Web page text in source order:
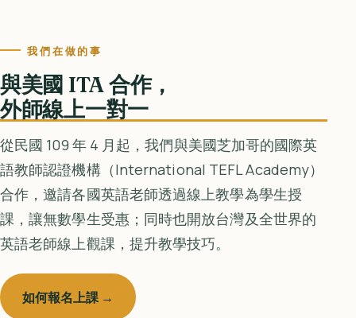
我們在做的事
與美國 ITA 合作，
外師線上一對一
從民國 109 年 4 月起，我們與美國芝加哥的國際英
語教師認證機構（International TEFL Academy）
合作，邀請各國英語老師透過線上教學為學生授
課，讓無數學生受惠；同時也開放台灣及全世界的
英語老師線上觀課，提升教學技巧。
如何報名上課 →